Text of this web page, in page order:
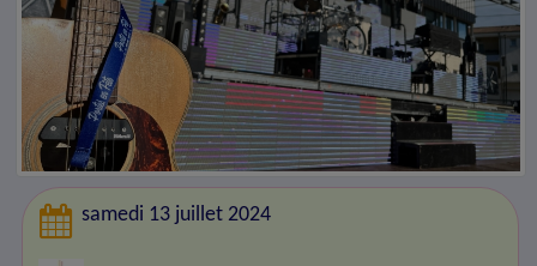
samedi 13 juillet 2024